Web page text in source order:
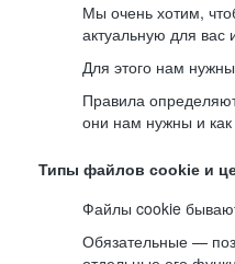
Мы очень хотим,
актуальную для
Для этого нам
Правила
они нам нужны и как
Типы файлов cookie и
Файлы cookie
Обязательные —